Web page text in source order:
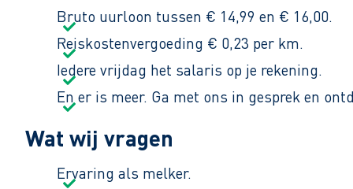
Bruto uurloon tussen € 14,99 en € 16,00.
Reiskostenvergoeding € 0,23 per km.
Iedere vrijdag het salaris op je rekening.
En er is meer. Ga met ons in gesprek en
Wat wij vragen
Ervaring als melker.